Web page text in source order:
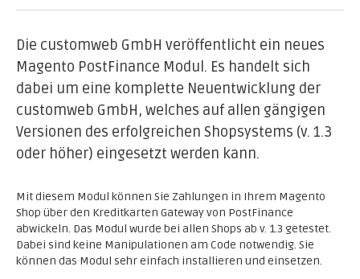
Die customweb GmbH veröffentlicht ein neues
Magento PostFinance Modul. Es handelt sich
dabei um eine komplette Neuentwicklung der
customweb GmbH, welches auf allen gängigen
Versionen des erfolgreichen Shopsystems (v. 1.3
oder höher) eingesetzt werden kann.
Mit diesem Modul können Sie Zahlungen in Ihrem Magento
Shop über den Kreditkarten Gateway von PostFinance
abwickeln. Das Modul wurde bei allen Shops ab v. 1.3 getestet.
Dabei sind keine Manipulationen am Code notwendig. Sie
können das Modul sehr einfach installieren und einsetzen.